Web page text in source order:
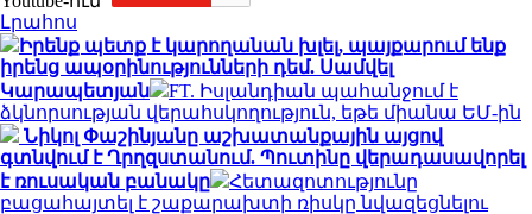
Լրահոս
Իրենք պետք է կարողանան խլել, պայքարում ենք
իրենց ապօրինությունների դեմ. Սամվել
Կարապետյան
FT. Իսլանդիան պահանջում է
ձկնորսության վերահսկողություն, եթե միանա ԵՄ-ին
Նիկոլ Փաշինյանը աշխատանքային այցով
գտնվում է Ղրղզստանում. Պուտինը վերադասավորել
է ռուսական բանակը
Հետազոտությունը
բացահայտել է շաքարախտի ռիսկը նվազեցնելու